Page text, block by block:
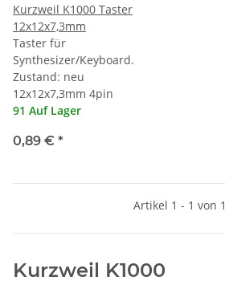
Kurzweil K1000 Taster
12x12x7,3mm
Taster für
Synthesizer/Keyboard.
Zustand: neu
12x12x7,3mm 4pin
91 Auf Lager
0,89 € *
Artikel 1 - 1 von 1
Kurzweil K1000